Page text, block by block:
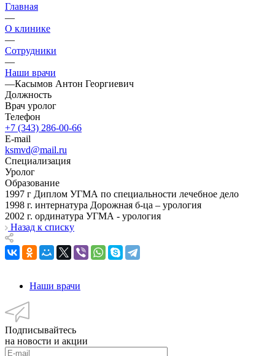
Главная
—
О клинике
—
Сотрудники
—
Наши врачи
—Касымов Антон Георгиевич
Должность
Врач уролог
Телефон
+7 (343) 286-00-66
E-mail
ksmvd@mail.ru
Специализация
Уролог
Образование
1997 г Диплом УГМА по специальности лечебное дело
1998 г. интернатура Дорожная б-ца – урология
2002 г. ординатура УГМА - урология
Назад к списку
Наши врачи
Подписывайтесь
на новости и акции